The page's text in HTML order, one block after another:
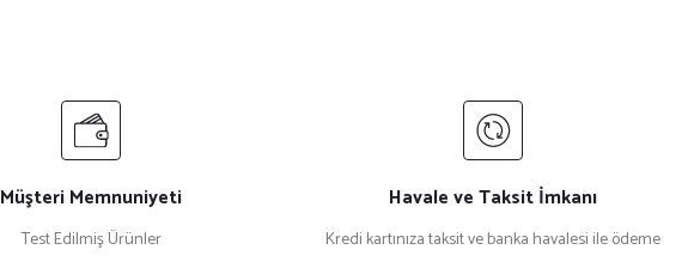
Müşteri Memnuniyeti
Test Edilmiş Ürünler
Havale ve Taksit İmkanı
Kredi kartınıza taksit ve banka havalesi ile ödeme